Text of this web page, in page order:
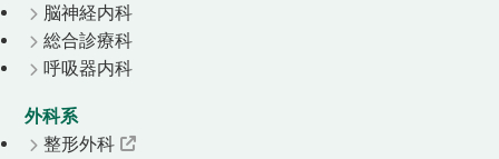
脳神経内科
総合診療科
呼吸器内科
外科系
整形外科